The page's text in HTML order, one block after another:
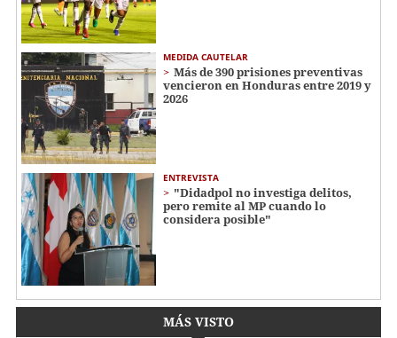
MEDIDA CAUTELAR
Más de 390 prisiones preventivas
vencieron en Honduras entre 2019 y
2026
ENTREVISTA
"Didadpol no investiga delitos,
pero remite al MP cuando lo
considera posible"
MÁS VISTO